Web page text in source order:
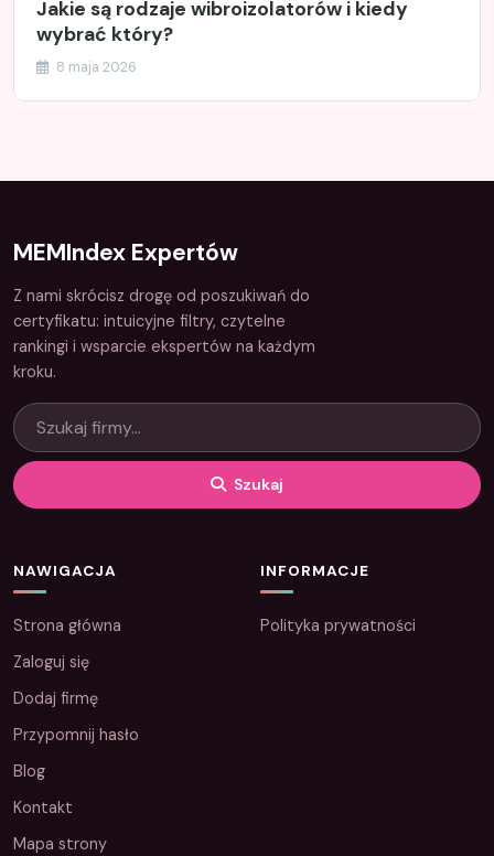
Jakie są rodzaje wibroizolatorów i kiedy
wybrać który?
8 maja 2026
MEMIndex Expertów
Z nami skrócisz drogę od poszukiwań do
certyfikatu: intuicyjne filtry, czytelne
rankingi i wsparcie ekspertów na każdym
kroku.
Szukaj
NAWIGACJA
Strona główna
Zaloguj się
Dodaj firmę
Przypomnij hasło
Blog
Kontakt
Mapa strony
INFORMACJE
Polityka prywatności